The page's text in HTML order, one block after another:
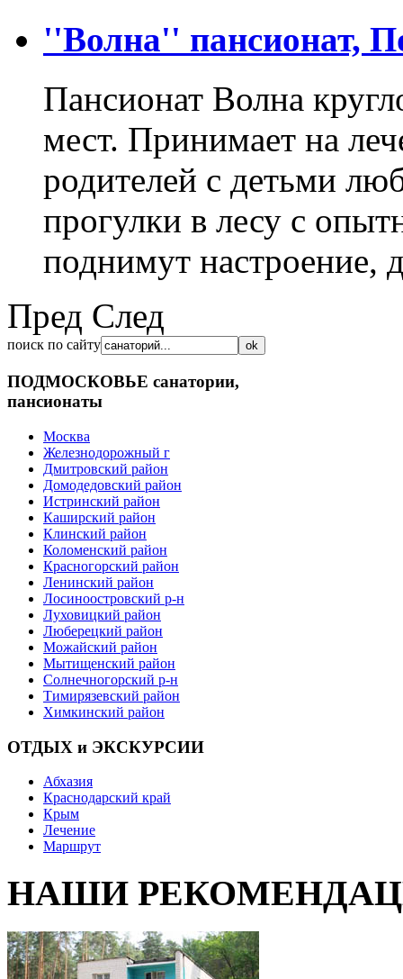
''Волна'' пансионат,
Пансионат Волна
мест. Принимает на
родителей с детьми
прогулки в лесу с
поднимут настроение,
Пред След
поиск по сайту
ПОДМОСКОВЬЕ санатории,
пансионаты
Москва
Железнодорожный г
Дмитровский район
Домодедовский район
Истринский район
Каширский район
Клинский район
Коломенский район
Красногорский район
Ленинский район
Лосиноостровский р-н
Луховицкий район
Люберецкий район
Можайский район
Мытищенский район
Солнечногорский р-н
Тимирязевский район
Химкинский район
ОТДЫХ и ЭКСКУРСИИ
Абхазия
Краснодарский край
Крым
Лечение
Маршрут
НАШИ